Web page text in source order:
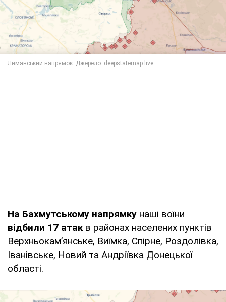
На Бахмутському напрямку наші воїни
відбили 17 атакв районах населених пунктів
Верхньокам’янське, Виїмка, Спірне, Роздолівка,
Іванівське, Новий та Андріївка Донецької
області.